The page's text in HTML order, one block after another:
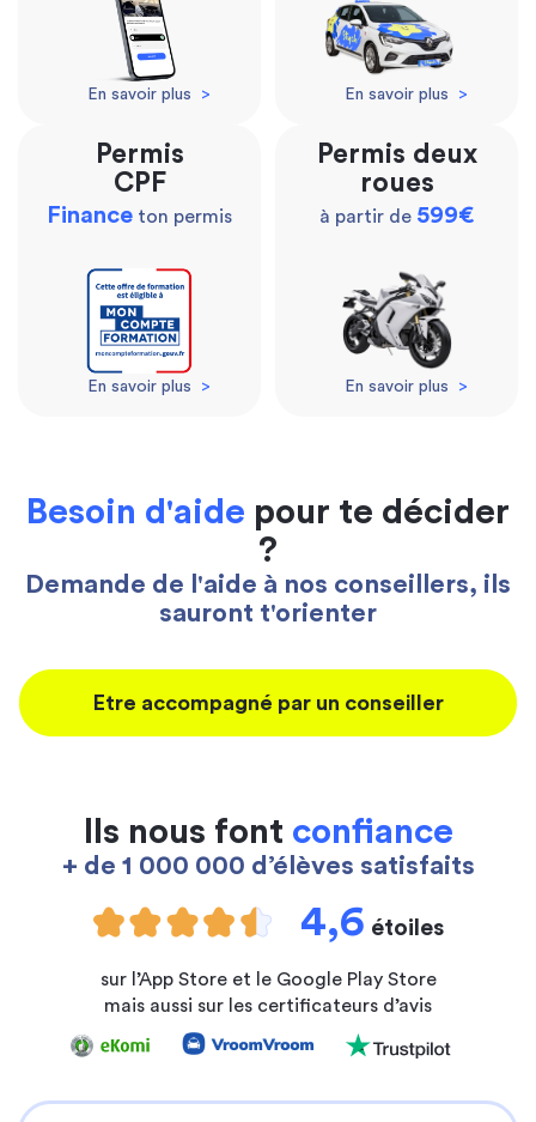
En savoir plus > En savoir plus >
Permis
CPF
Finance ton permis
En savoir plus >
Permis deux
roues
à partir de 599€
En savoir plus >
Besoin d'aide pour te décider
?
Demande de l'aide à nos conseillers, ils
sauront t'orienter
Etre accompagné par un conseiller
Ils nous font confiance
+ de 1 000 000 d’élèves satisfaits
4,6 étoiles
sur l’App Store et le Google Play Store
mais aussi sur les certificateurs d’avis